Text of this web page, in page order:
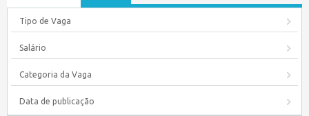
Tipo de Vaga
Salário
Categoria da Vaga
Data de publicação